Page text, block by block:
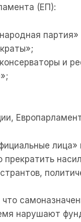
(ЕП):
партия»
и
лица»
прекратить
что
нарушают